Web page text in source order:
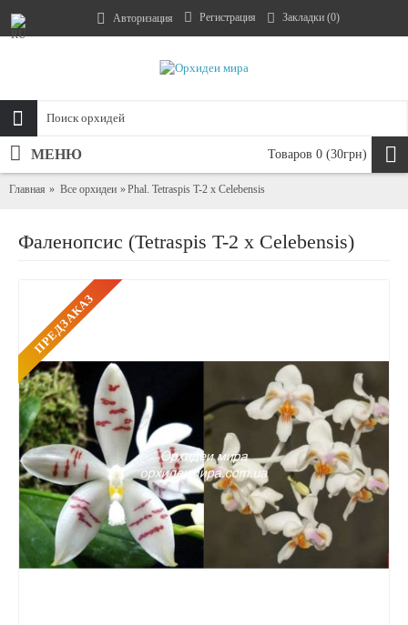
Авторизация Регистрация Закладки (0)
Товаров 0 (30грн)
МЕНЮ
Главная Все орхидеи Phal. Tetraspis T-2 x Celebensis
Фаленопсис (Tetraspis T-2 x Celebensis)
ПРЕДЗАКАЗ